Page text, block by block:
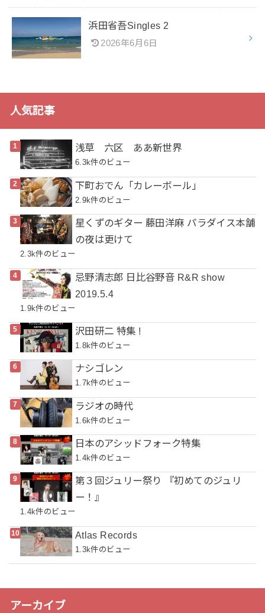
浜田省吾Singles 2
2026年6月6日
人気記事
浅草 六区 ああ新世界
6.3k件のビュー
下町おでん「カレーボール」
2.9k件のビュー
星くずのギター 藤田洋麻 パラダイス本舗
の夜は更けて
2.3k件のビュー
忌野清志郎 日比谷野音 R&R show
2019.5.4
1.9k件のビュー
沢田研二 特集 !
1.8k件のビュー
ナシゴレン
1.7k件のビュー
ラジオの時代
1.6k件のビュー
日本のアシッドフォーク特集
1.4k件のビュー
第３回ジュリー祭り 『初めてのジュリ
ー！』
1.4k件のビュー
Atlas Records
1.3k件のビュー
アーカイブ